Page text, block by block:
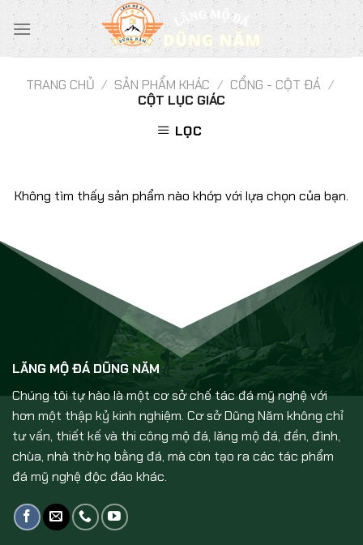
Chuyển
đến
nội
TRANG CHỦ / SẢN PHẨM KHÁC / CỔNG - CỘT ĐÁ /
CỘT LỤC GIÁC
LỌC
Không tìm thấy sản phẩm nào khớp với lựa chọn của bạn.
LĂNG MỘ ĐÁ DŨNG NĂM
Chúng tôi tự hào là một cơ sở chế tác đá mỹ nghệ với
hơn một thập kỷ kinh nghiệm. Cơ sở Dũng Năm không chỉ
tư vấn, thiết kế và thi công mộ đá, lăng mộ đá, đền, đình,
chùa, nhà thờ họ bằng đá, mà còn tạo ra các tác phẩm
đá mỹ nghệ độc đáo khác.